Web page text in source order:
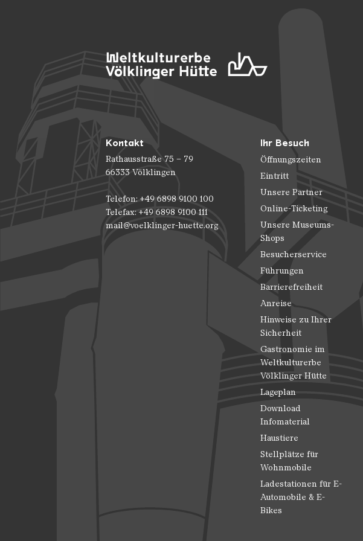
Kontakt
Rathausstraße 75 – 79
66333 Völklingen
Telefon: +49 6898 9100 100
Telefax: +49 6898 9100 111
mail@voelklinger-huette.org
Ihr Besuch
Öffnungszeiten
Eintritt
Unsere Partner
Online-Ticketing
Unsere Museums-
Shops
Besucherservice
Führungen
Barrierefreiheit
Anreise
Hinweise zu Ihrer
Sicherheit
Gastronomie im
Weltkulturerbe
Völklinger Hütte
Lageplan
Download
Infomaterial
Haustiere
Stellplätze für
Wohnmobile
Ladestationen für E-
Automobile & E-
Bikes